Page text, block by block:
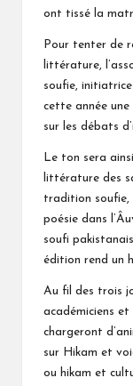
ont tissé la
Pour tenter de
littérature,
soufie,
cette année
sur les débats
Le ton sera
littérature des
tradition soufie,
poésie dans
soufi
édition rend un
Au fil des trois
académiciens
chargeront
sur Hikam et
ou hikam et